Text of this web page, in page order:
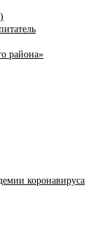
района»
коронавируса